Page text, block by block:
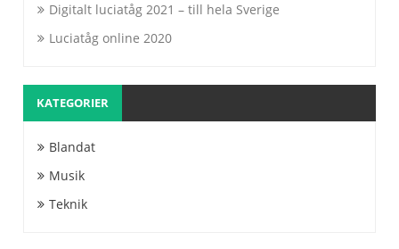
Digitalt luciatåg 2021 – till hela Sverige
Luciatåg online 2020
KATEGORIER
Blandat
Musik
Teknik